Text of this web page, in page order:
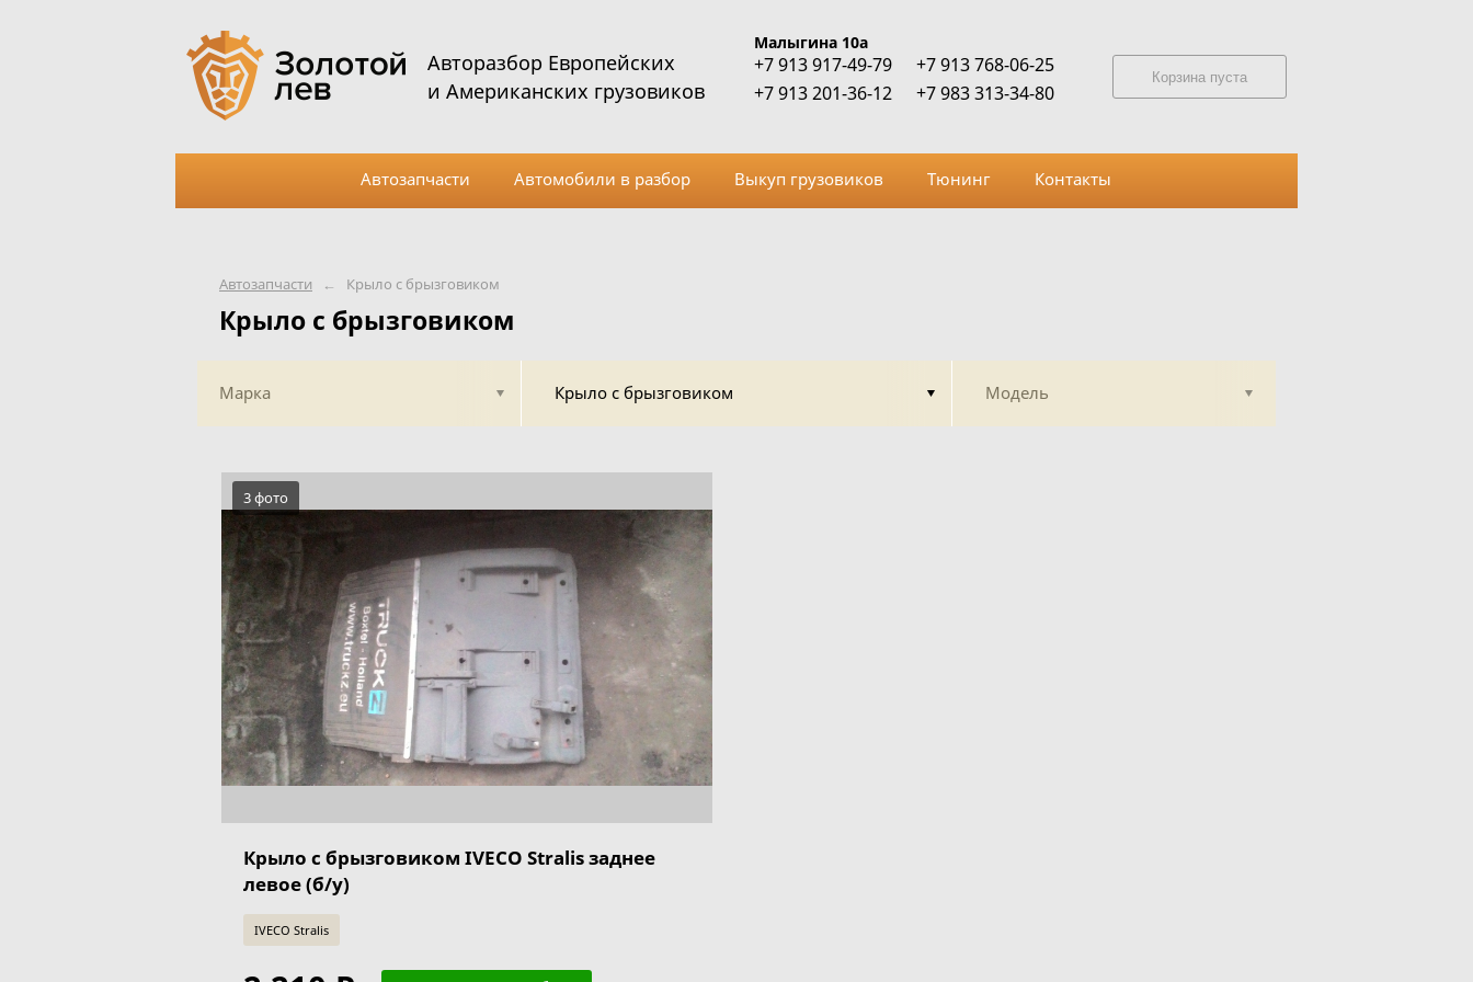
Автозапчасти ← Крыло с брызговиком
Крыло с брызговиком
Марка Крыло с брызговиком Модель
3 фото
Крыло с брызговиком IVECO Stralis заднее
левое (б/у)
IVECO Stralis
Авторазбор Европейских
и Американских грузовиков
Малыгина 10а
+7 913 917-49-79
+7 913 201-36-12
+7 913 768-06-25
+7 983 313-34-80
Корзина пуста
Автозапчасти Автомобили в разбор Выкуп грузовиков Тюнинг Контакты